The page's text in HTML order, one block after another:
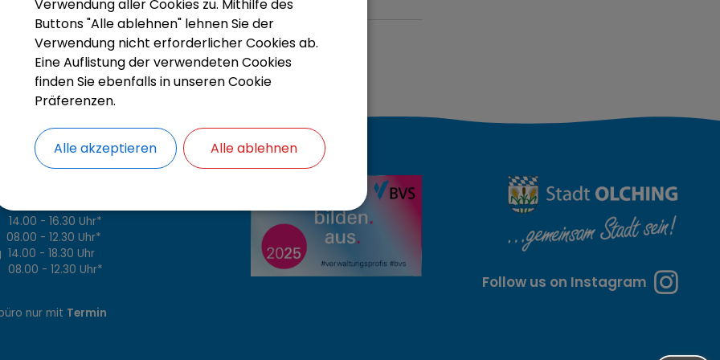
- 12.30 Uhr
- 16.30 Uhr*
- 12.30 Uhr*
- 18.30 Uhr
- 12.30 Uhr*
nur mit Termin
Follow us on Instagram
Verwendung aller Cookies zu. Mithilfe des
Buttons "Alle ablehnen" lehnen Sie der
Verwendung nicht erforderlicher Cookies ab.
Eine Auflistung der verwendeten Cookies
finden Sie ebenfalls in unseren Cookie
Präferenzen.
Alle akzeptieren Alle ablehnen